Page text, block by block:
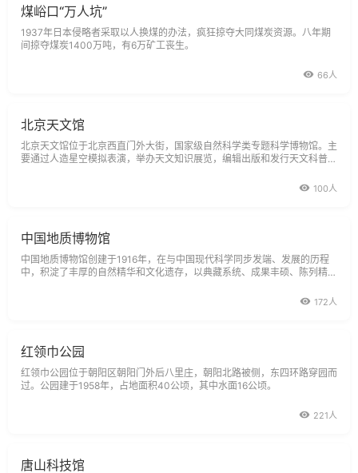
煤峪口“万人坑”
1937年日本侵略者采取以人换煤的办法，疯狂掠夺大同煤炭资源。八年期
间掠夺煤炭1400万吨，有6万矿工丧生。
66人
北京天文馆
北京天文馆位于北京西直门外大街，国家级自然科学类专题科学博物馆。主
要通过人造星空模拟表演，举办天文知识展览，编辑出版和发行天文科普书
100人
中国地质博物馆
中国地质博物馆创建于1916年，在与中国现代科学同步发端、发展的历程
中，积淀了丰厚的自然精华和文化遗存，以典藏系统、成果丰硕、陈列精美
172人
红领巾公园
红领巾公园位于朝阳区朝阳门外后八里庄，朝阳北路被侧，东四环路穿园而
过。公园建于1958年，占地面积40公顷，其中水面16公顷。
221人
唐山科技馆